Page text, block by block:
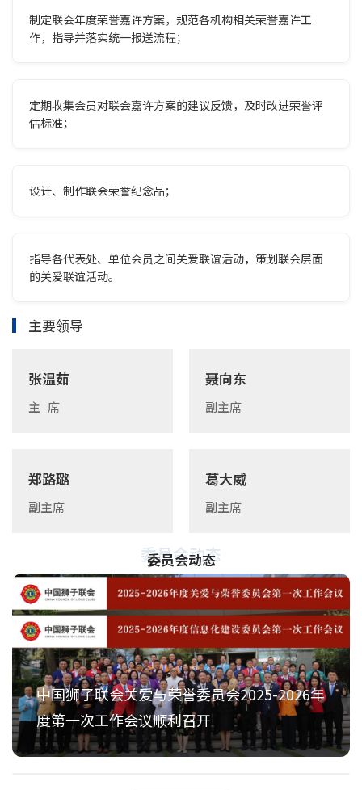
制定联会年度荣誉嘉许方案，规范各机构相关荣誉嘉许工
作，指导并落实统一报送流程；
定期收集会员对联会嘉许方案的建议反馈，及时改进荣誉评
估标准；
设计、制作联会荣誉纪念品；
指导各代表处、单位会员之间关爱联谊活动，策划联会层面
的关爱联谊活动。
主要领导
张温茹
主 席
聂向东
副主席
郑路璐
副主席
葛大威
副主席
委员会动态
委员会动态
中国狮子联会关爱与荣誉委员会2025-2026年
度第一次工作会议顺利召开